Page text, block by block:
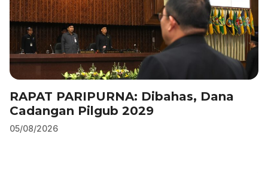
RAPAT PARIPURNA: Dibahas, Dana
Cadangan Pilgub 2029
05/08/2026